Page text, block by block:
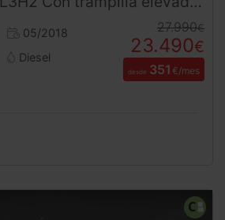
05/2018
Diesel
27.990€
23.490€
desde 351 €/mes